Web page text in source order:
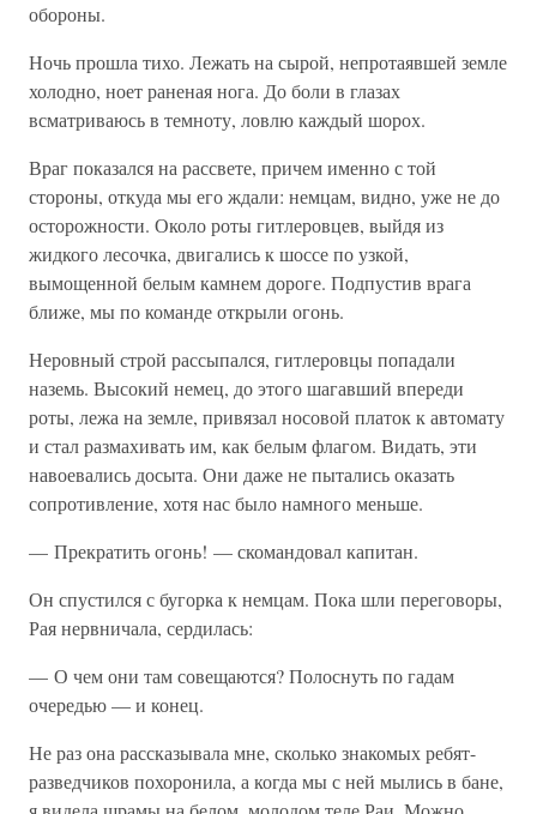
обороны.
Ночь прошла тихо. Лежать на сырой, непротаявшей земле
холодно, ноет раненая нога. До боли в глазах
всматриваюсь в темноту, ловлю каждый шорох.
Враг показался на рассвете, причем именно с той
стороны, откуда мы его ждали: немцам, видно, уже не до
осторожности. Около роты гитлеровцев, выйдя из
жидкого лесочка, двигались к шоссе по узкой,
вымощенной белым камнем дороге. Подпустив врага
ближе, мы по команде открыли огонь.
Неровный строй рассыпался, гитлеровцы попадали
наземь. Высокий немец, до этого шагавший впереди
роты, лежа на земле, привязал носовой платок к автомату
и стал размахивать им, как белым флагом. Видать, эти
навоевались досыта. Они даже не пытались оказать
сопротивление, хотя нас было намного меньше.
— Прекратить огонь! — скомандовал капитан.
Он спустился с бугорка к немцам. Пока шли переговоры,
Рая нервничала, сердилась:
— О чем они там совещаются? Полоснуть по гадам
очередью — и конец.
Не раз она рассказывала мне, сколько знакомых ребят-
разведчиков похоронила, а когда мы с ней мылись в бане,